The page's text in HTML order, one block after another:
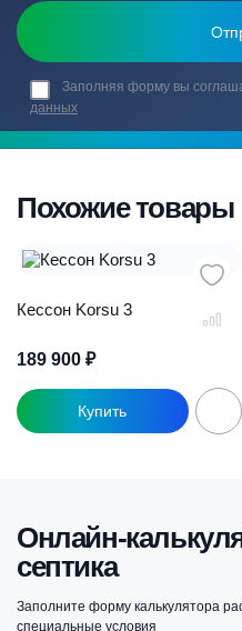
Заполняя форму вы
данных
Похожие товары
Кессон Korsu 3
189 900 ₽
Онлайн-
септика
Заполните форму калькулятора
специальные условия